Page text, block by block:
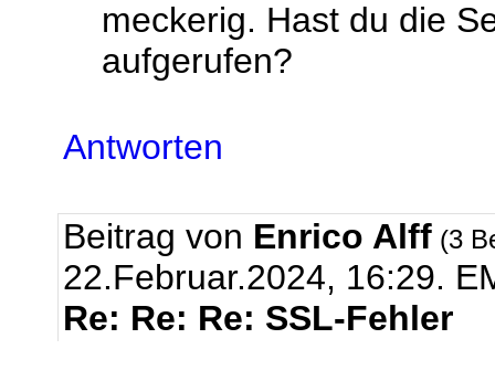
meckerig. Hast du die
aufgerufen?
Antworten
Beitrag von Enrico Alff (3
22.Februar.2024, 16:29.
Re: Re: Re: SSL-Fehler